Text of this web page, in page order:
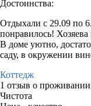
Достоинства:
Отдыхали с 29.09 по
понравилось!
В доме уютно,
саду, в окружении
Коттедж
1 отзыв о проживании
Чистота